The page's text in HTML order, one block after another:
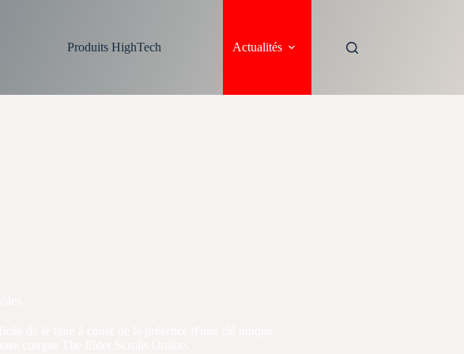
Produits HighTech Actualités